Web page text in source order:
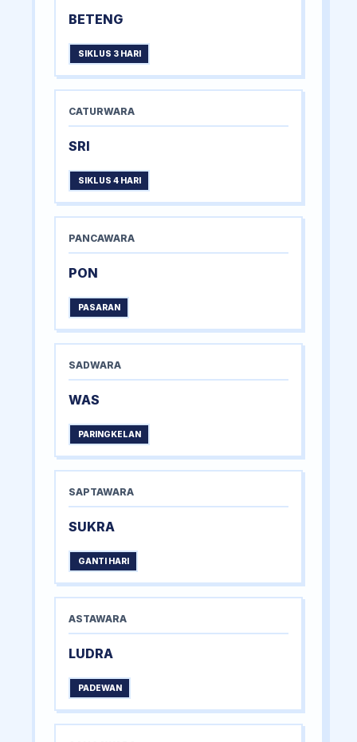
BETENG
SIKLUS 3 HARI
CATURWARA
SRI
SIKLUS 4 HARI
PANCAWARA
PON
PASARAN
SADWARA
WAS
PARINGKELAN
SAPTAWARA
SUKRA
GANTI HARI
ASTAWARA
LUDRA
PADEWAN